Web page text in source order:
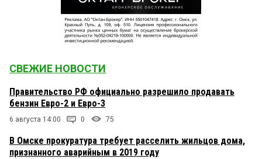
СВЕЖИЕ НОВОСТИ
Правительство РФ официально разрешило продавать
бензин Евро-2 и Евро-3
6 августа 14:00 0 75
В Омске прокуратура требует расселить жильцов дома,
признанного аварийным в 2019 году